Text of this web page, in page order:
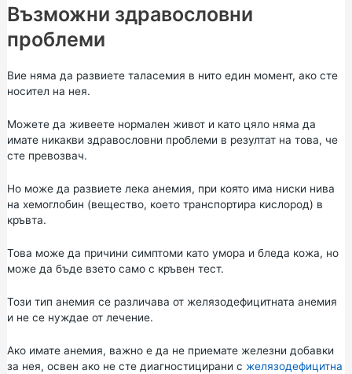
Възможни здравословни
проблеми
Вие няма да развиете таласемия в нито един момент, ако сте
носител на нея.
Можете да живеете нормален живот и като цяло няма да
имате никакви здравословни проблеми в резултат на това, че
сте превозвач.
Но може да развиете лека анемия, при която има ниски нива
на хемоглобин (вещество, което транспортира кислород) в
кръвта.
Това може да причини симптоми като умора и бледа кожа, но
може да бъде взето само с кръвен тест.
Този тип анемия се различава от желязодефицитната анемия
и не се нуждае от лечение.
Ако имате анемия, важно е да не приемате железни добавки
за нея, освен ако не сте диагностицирани с желязодефицитна